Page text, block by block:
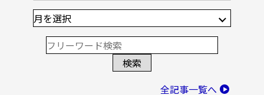
全記事一覧へ